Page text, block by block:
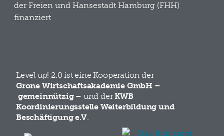
der Freien und Hansestadt Hamburg (FHH)
finanziert
Level up! 2.0 ist eine Kooperation der
Grone Wirtschaftsakademie GmbH –
gemeinnützig – und derKWB
Koordinierungsstelle Weiterbildung und
Beschäftigung e.V.